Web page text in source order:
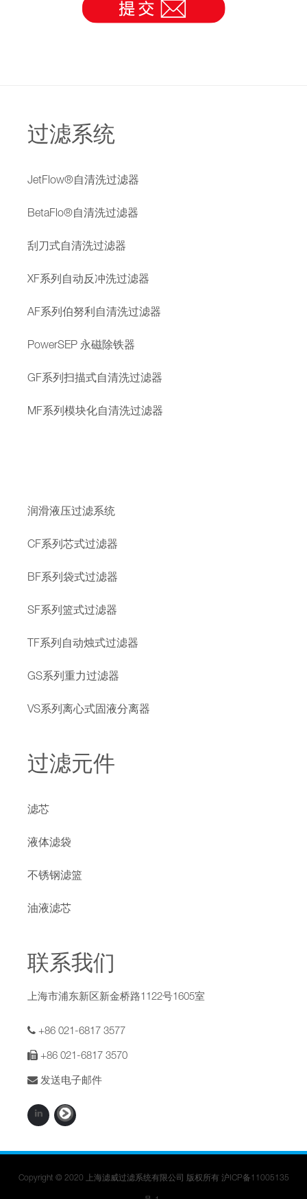
过滤系统
JetFlow®自清洗过滤器
BetaFlo®自清洗过滤器
刮刀式自清洗过滤器
XF系列自动反冲洗过滤器
AF系列伯努利自清洗过滤器
PowerSEP 永磁除铁器
GF系列扫描式自清洗过滤器
MF系列模块化自清洗过滤器
润滑液压过滤系统
CF系列芯式过滤器
BF系列袋式过滤器
SF系列篮式过滤器
TF系列自动烛式过滤器
GS系列重力过滤器
VS系列离心式固液分离器
过滤元件
滤芯
液体滤袋
不锈钢滤篮
油液滤芯
联系我们
上海市浦东新区新金桥路1122号1605室
+86 021-6817 3577
+86 021-6817 3570
发送电子邮件
Copyright © 2020 上海滤威过滤系统有限公司 版权所有 沪ICP备11005135